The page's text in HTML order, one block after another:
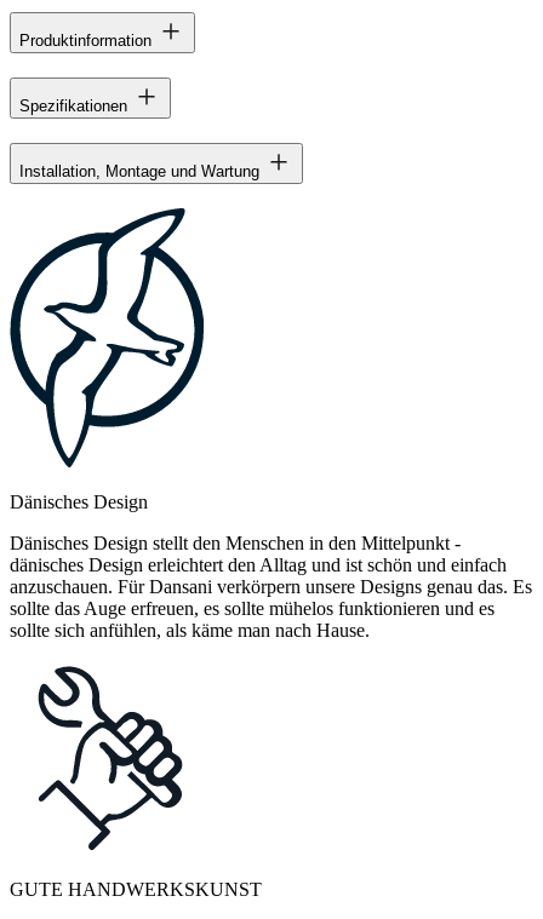
Produktinformation
Spezifikationen
Installation, Montage und Wartung
Dänisches Design
Dänisches Design stellt den Menschen in den Mittelpunkt -
dänisches Design erleichtert den Alltag und ist schön und einfach
anzuschauen. Für Dansani verkörpern unsere Designs genau das. Es
sollte das Auge erfreuen, es sollte mühelos funktionieren und es
sollte sich anfühlen, als käme man nach Hause.
GUTE HANDWERKSKUNST